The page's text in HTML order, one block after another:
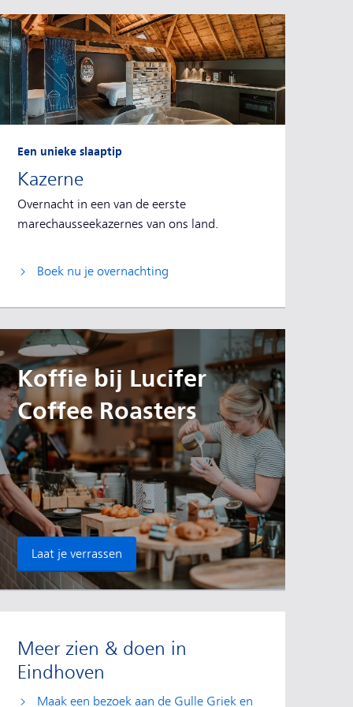
Kazerne
Een unieke slaaptip
Overnacht in een van de eerste
marechausseekazernes van ons land.
Boek nu je overnachting
Koffie bij Lucifer
Coffee Roasters
Laat je verrassen
Meer zien & doen in
Eindhoven
Maak een bezoek aan de Gulle Griek en